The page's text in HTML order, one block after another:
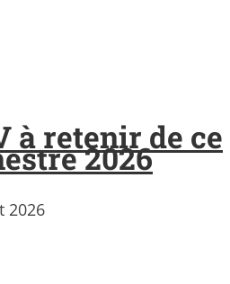
à retenir de ce
2026
2026